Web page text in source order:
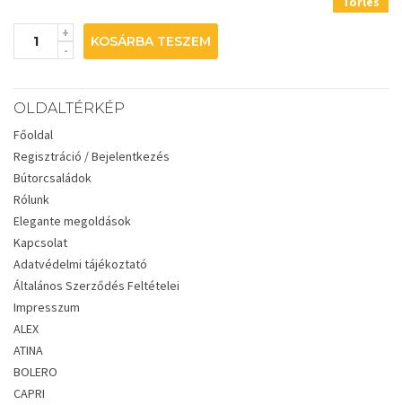
KOSÁRBA TESZEM
OLDALTÉRKÉP
Főoldal
Regisztráció / Bejelentkezés
Bútorcsaládok
Rólunk
Elegante megoldások
Kapcsolat
Adatvédelmi tájékoztató
Általános Szerződés Feltételei
Impresszum
ALEX
ATINA
BOLERO
CAPRI